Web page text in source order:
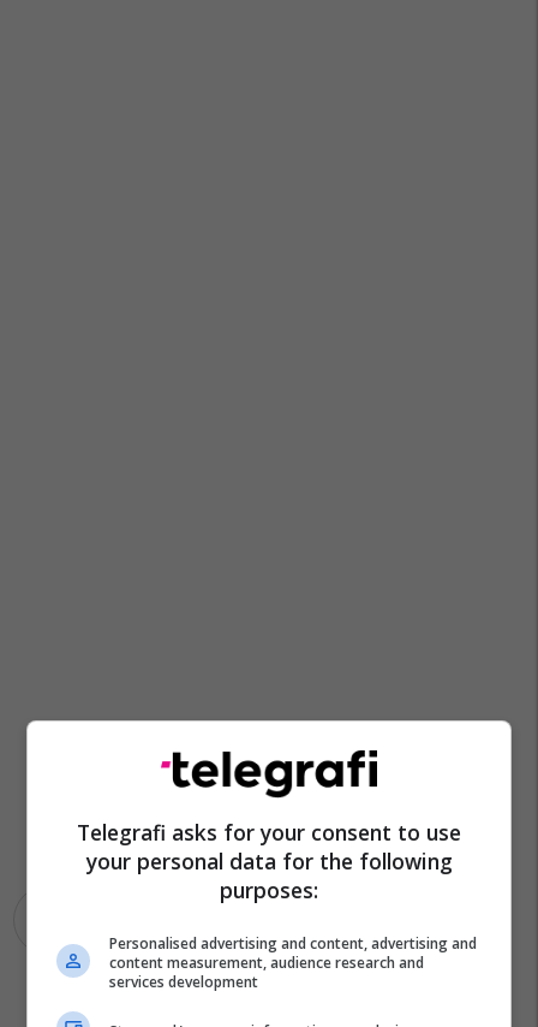
Telegrafi asks for your consent to use
your personal data for the following
purposes:
Personalised advertising and content, advertising and
content measurement, audience research and
services development